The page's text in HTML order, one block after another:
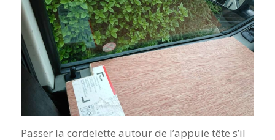
Passer la cordelette autour de l’appuie tête s’il